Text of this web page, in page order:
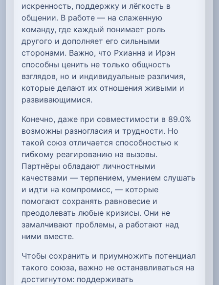
искренность, поддержку и лёгкость в
общении. В работе — на слаженную
команду, где каждый понимает роль
другого и дополняет его сильными
сторонами. Важно, что Рхианна и Ирэн
способны ценить не только общность
взглядов, но и индивидуальные различия,
которые делают их отношения живыми и
развивающимися.
Конечно, даже при совместимости в 89.0%
возможны разногласия и трудности. Но
такой союз отличается способностью к
гибкому реагированию на вызовы.
Партнёры обладают личностными
качествами — терпением, умением слушать
и идти на компромисс, — которые
помогают сохранять равновесие и
преодолевать любые кризисы. Они не
замалчивают проблемы, а работают над
ними вместе.
Чтобы сохранить и приумножить потенциал
такого союза, важно не останавливаться на
достигнутом: поддерживать